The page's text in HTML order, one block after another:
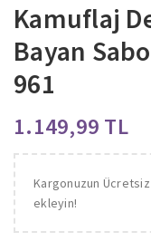
Kamuflaj
Bayan
961
TL
Kargonuzun Ücretsiz
ekleyin!